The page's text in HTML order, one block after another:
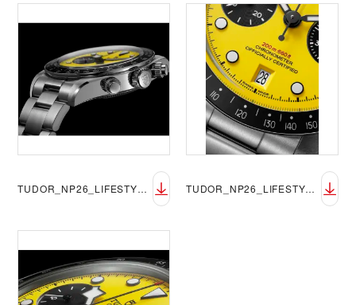
TUDOR_NP26_LIFESTYLE_BLACK_BAY_CHRONO_39_3 TUDOR_NP26_LIFESTYLE_BLACK_BAY_CHRONO_39_4